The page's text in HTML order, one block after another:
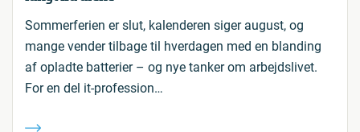
Sommerferien er slut, kalenderen siger august, og
mange vender tilbage til hverdagen med en blanding
af opladte batterier – og nye tanker om arbejdslivet.
For en del it-profession…